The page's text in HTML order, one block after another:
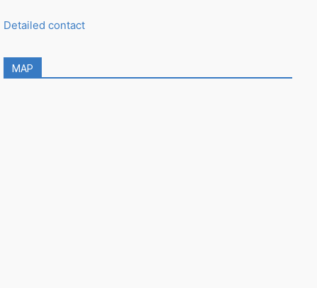
Detailed contact
MAP